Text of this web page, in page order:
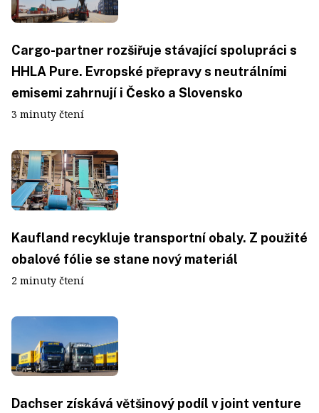
Cargo-partner rozšiřuje stávající spolupráci s
HHLA Pure. Evropské přepravy s neutrálními
emisemi zahrnují i Česko a Slovensko
3 minuty čtení
Kaufland recykluje transportní obaly. Z použité
obalové fólie se stane nový materiál
2 minuty čtení
Dachser získává většinový podíl v joint venture